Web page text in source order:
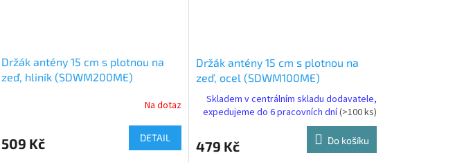
Držák antény 15 cm s plotnou na
zeď, hliník (SDWM200ME)
Na dotaz
509 Kč DETAIL
Držák antény 15 cm s plotnou na
zeď, ocel (SDWM100ME)
Skladem v centrálním skladu dodavatele,
expedujeme do 6 pracovních dní(>100 ks)
479 Kč Do košíku